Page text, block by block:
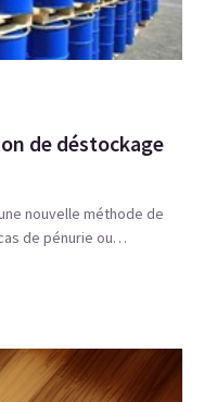
de déstockage
nouvelle méthode de
de pénurie ou…